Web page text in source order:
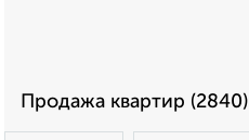
Продажа квартир (2840)